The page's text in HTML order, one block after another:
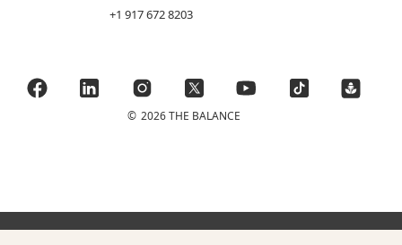
+1 917 672 8203
© 2026 THE BALANCE